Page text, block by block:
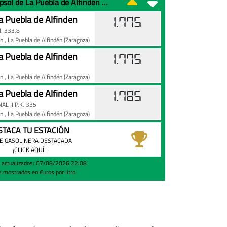
Puebla de Alfinden
333,8
, La Puebla de Alfindén(Zaragoza)
1.775
Puebla de Alfinden
, La Puebla de Alfindén(Zaragoza)
1.775
Puebla de Alfinden
II P.K. 335
, La Puebla de Alfindén(Zaragoza)
1.785
TU ESTACIÓN
GASOLINERA DESTACADA
¡CLICK AQUÍ!
actualizados: 07/08/2026 22:08
mostrados en €uros por litro